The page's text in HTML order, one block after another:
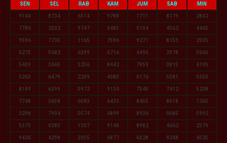
SEN SEL RAB KAM JUM SAB MIN
9144 8734 6514 9788 1711 8179 2842
7786 2032 9747 0485 0104 4562 4465
9596 7735 1165 7596 9271 8153 2005
0275 5682 6399 6716 4490 2978 5060
5409 3665 3256 8442 7959 3815 4195
5263 6479 2209 4080 0176 5581 0350
8109 6399 0972 9134 7545 7412 5238
7748 3658 6083 6433 8455 8018 1265
3298 7904 5574 4899 8936 0085 5992
5370 0383 1307 9148 8982 4662 2379
9426 4298 3055 6877 6028 9248 4525